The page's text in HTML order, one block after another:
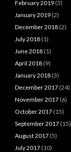
February 2019 (3)
January 2019 (2)
December 2018 (2)
July 2018 (1)
June 2018 (1)
April 2018 (9)
January 2018 (3)
December 2017 (24)
November 2017 (6)
October 2017 (15)
September 2017 (15)
August 2017 (5)
July 2017 (10)